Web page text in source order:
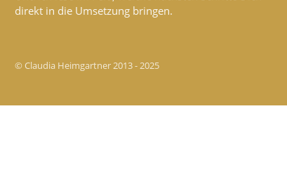
direkt in die Umsetzung bringen.
© Claudia Heimgartner 2013 - 2025